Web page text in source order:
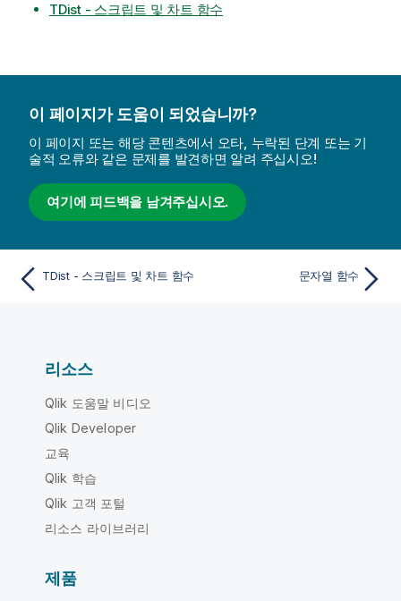
TDist - 스크립트 및 차트 함수
이 페이지가 도움이 되었습니까?
이 페이지 또는 해당 콘텐츠에서 오타, 누락된 단계 또는 기
술적 오류와 같은 문제를 발견하면 알려 주십시오!
여기에 피드백을 남겨주십시오.
TDist - 스크립트 및 차트 함수 문자열 함수
리소스
Qlik 도움말 비디오
Qlik Developer
교육
Qlik 학습
Qlik 고객 포털
리소스 라이브러리
제품